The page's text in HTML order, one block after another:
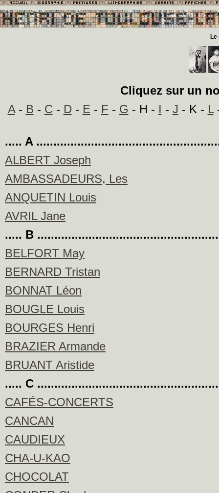
Cliquez sur un
A- B - C - D- E - F - G - H - I - J - K - L
..... A
ALBERT Joseph
AMBASSADEURS, Les
ANQUETIN Louis
AVRIL Jane
..... B
BELFORT May
BERNARD Tristan
BONNAT Léon
BOUGLE Louis
BOURGES Henri
BRAZIER Armande
BRUANT Aristide
..... C
CAFÉS-CONCERTS
CANCAN
CAUDIEUX
CHA-U-KAO
CHOCOLAT